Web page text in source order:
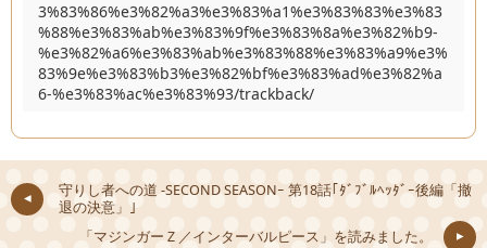
3%83%86%e3%82%a3%e3%83%a1%e3%83%83%e3%83
%88%e3%83%ab%e3%83%9f%e3%83%8a%e3%82%b9-
%e3%82%a6%e3%83%ab%e3%83%88%e3%83%a9%e3%
83%9e%e3%83%b3%e3%82%bf%e3%83%ad%e3%82%a
6-%e3%83%ac%e3%83%93/trackback/
守りし者への道 -SECOND SEASONｰ 第18話｢ﾀﾞﾌﾞﾙﾍｯﾀﾞｰ後編「撤
退の決意」｣
「マジンガーＺ／インターバルピース」を読みました。